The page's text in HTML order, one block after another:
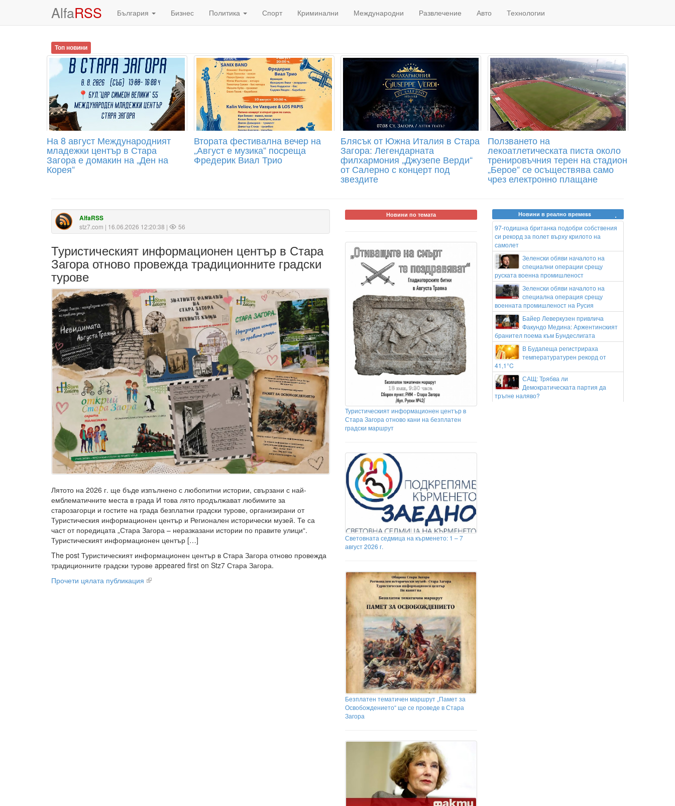
AlfaRSS България Бизнес Политика Спорт Криминални Международни Развлечение Авто Технологии
Топ новини
На 8 август Международният
младежки център в Стара
Загора е домакин на „Ден на
Корея“
Втората фестивална вечер на
„Август е музика“ посреща
Фредерик Виал Трио
Блясък от Южна Италия в Стара
Загора: Легендарната
филхармония „Джузепе Верди“
от Салерно с концерт под
звездите
Ползването на
лекоатлетическата писта около
тренировъчния терен на стадион
„Берое“ се осъществява само
чрез електронно плащане
AlfaRSS
stz7.com | 16.06.2026 12:20:38 | 56
Туристическият информационен център в Стара
Загора отново провежда традиционните градски
турове
Лятото на 2026 г. ще бъде изпълнено с любопитни истории, свързани с най-
емблематичните места в града И това лято продължават любимите за
старозагорци и гостите на града безплатни градски турове, организирани от
Туристическия информационен център и Регионален исторически музей. Те са
част от поредицата „Стара Загора – неразказани истории по правите улици“.
Туристическият информационен център […]
The post Туристическият информационен център в Стара Загора отново провежда
традиционните градски турове appeared first on Stz7 Стара Загора.
Прочети цялата публикация
Новини по темата
Туристическият информационен център в
Стара Загора отново кани на безплатен
градски маршрут
Световната седмица на кърменето: 1 – 7
август 2026 г.
Безплатен тематичен маршрут „Памет за
Освобождението“ ще се проведе в Стара
Загора
Новини в реално времеss
97-годишна британка подобри собствения
си рекорд за полет върху крилото на
самолет
Зеленски обяви началото на
специални операции срещу
руската военна промишленост
Зеленски обяви началото на
специална операция срещу
военната промишленост на Русия
Байер Леверкузен привлича
Факундо Медина: Аржентинският
бранител поема към Бундеслигата
В Будапеща регистрираха
температуратурен рекорд от
41,1°C
САЩ: Трябва ли
Демократическата партия да
тръгне наляво?